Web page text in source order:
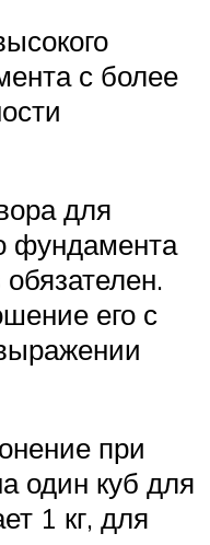
с более
для
фундамента
его с
при
один куб для
1 кг, для